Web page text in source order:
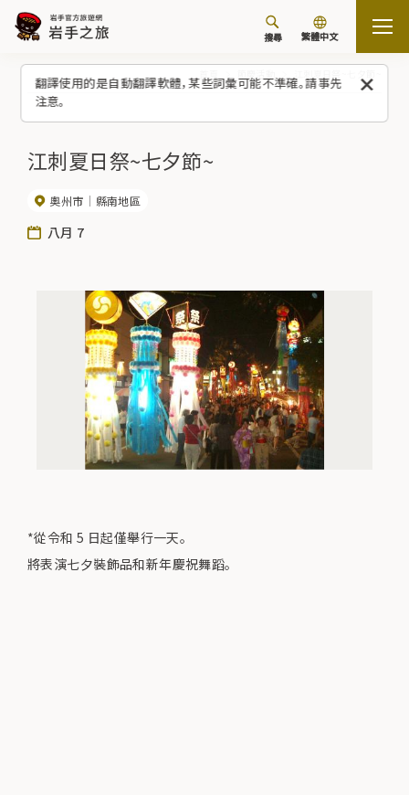
翻譯使用的是自動翻譯軟體，某些詞彙可能不準確。請事先
注意。
搜尋 繁體中文
江刺夏日祭~七夕節~
奧州市 縣南地區
八月 7
*從令和 5 日起僅舉行一天。
將表演七夕裝飾品和新年慶祝舞蹈。